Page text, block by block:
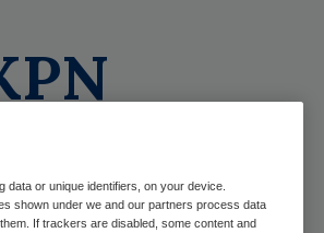
om
thuis
or unique identifiers, on your device.
shown under we and our partners process data
If trackers are disabled, some content and